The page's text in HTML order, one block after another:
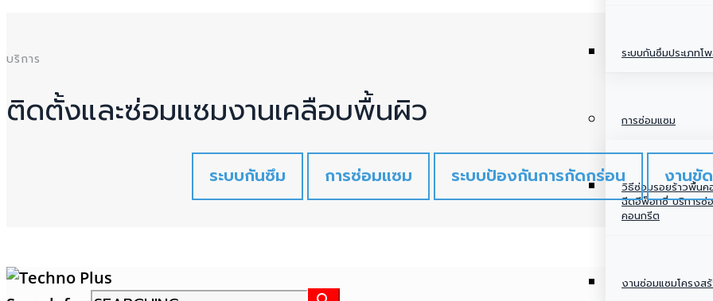
ระบบกันซึมประเภทโ
การซ่อมแซม
วิธีซ่อมรอยร้าวพื้นค
ฉีดอีพ็อกซี่ บริการซ่
คอนกรีต
งานซ่อมแซมโครงส
บริการ
ติดตั้งและซ่อมแซมงานเคลือบพื้นผิว
ระบบกันซึม การซ่อมแซม ระบบป้องกันการกัดกร่อน งานขั